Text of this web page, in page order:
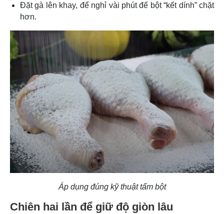
Đặt gà lên khay, để nghỉ vài phút để bột “kết dính” chặt
hơn.
Áp dụng đúng kỹ thuật tẩm bột
Chiên hai lần để giữ độ giòn lâu